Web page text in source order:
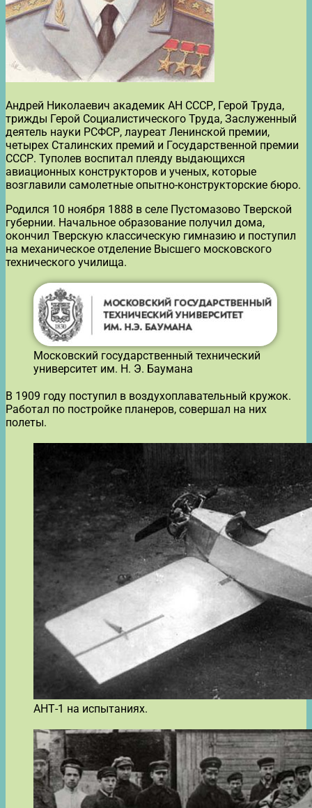
Андрей Николаевич академик АН СССР, Герой Труда,
трижды Герой Социалистического Труда, Заслуженный
деятель науки РСФСР, лауреат Ленинской премии,
четырех Сталинских премий и Государственной премии
СССР. Туполев воспитал плеяду выдающихся
авиационных конструкторов и ученых, которые
возглавили самолетные опытно-конструкторские бюро.
Родился 10 ноября 1888 в селе Пустомазово Тверской
губернии. Начальное образование получил дома,
окончил Тверскую классическую гимназию и поступил
на механическое отделение Высшего московского
технического училища.
Московский государственный технический
университет им. Н. Э. Баумана
В 1909 году поступил в воздухоплавательный кружок.
Работал по постройке планеров, совершал на них
полеты.
АНТ-1 на испытаниях.